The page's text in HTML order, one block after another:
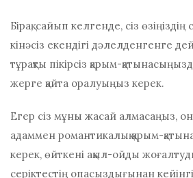
Бірақ, сайып келгенде, сіз өзіңіздің
кінәсіз екендігі дәлелденгенге
тұрақты пікірсіз қарым-
жерге қайта оралуыңыз керек.
Егер сіз мұны жасай алмасаңыз,
адаммен романтикалық қарым-
керек, өйткені ақыл-ойды
серіктестің опасыздығынан